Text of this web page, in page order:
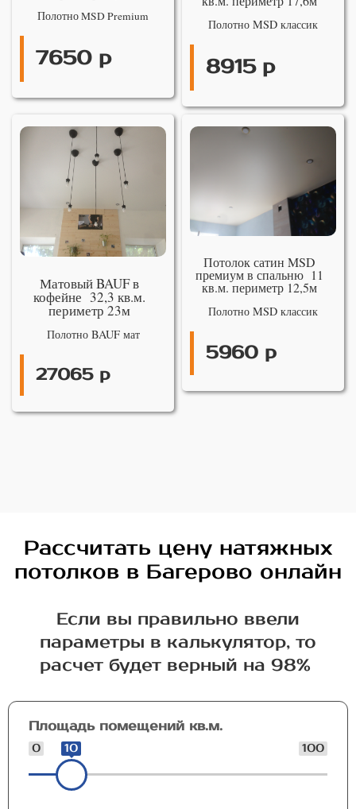
Полотно MSD Premium
7650 р
Полотно MSD классик
8915 р
Матовый BAUF в
кофейне 32,3 кв.м.
периметр 23м
Полотно BAUF мат
27065 р
Потолок сатин MSD
премиум в спальню 11
кв.м. периметр 12,5м
Полотно MSD классик
5960 р
Рассчитать цену натяжных
потолков в Багерово онлайн
Если вы правильно ввели
параметры в калькулятор, то
расчет будет верный на 98%
Площадь помещений кв.м.
0 100
10